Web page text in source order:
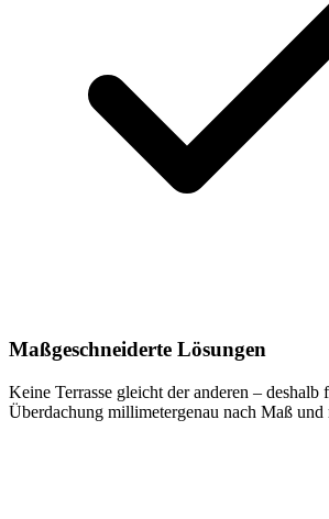
Maßgeschneiderte Lösungen
Keine Terrasse gleicht der anderen –
Überdachung millimetergenau nach Maß